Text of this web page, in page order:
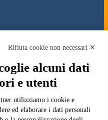
Rifiuta cookie non necessari ✕
alcuni dati
e utenti
utilizziamo i cookie e
ed elaborare i dati personali